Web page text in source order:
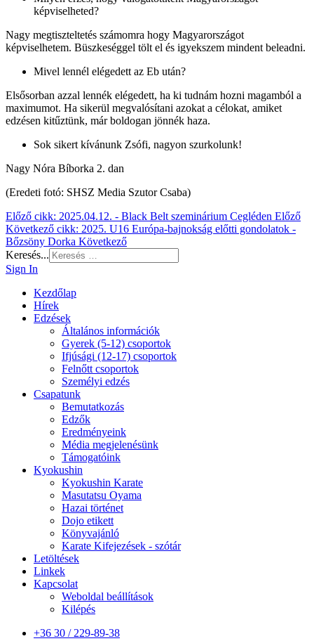
képviselheted?
Nagy megtiszteltetés számomra hogy Magyarországot
képviselhetem. Büszkeséggel tölt el és igyekszem mindent beleadni.
Mivel lennél elégedett az Eb után?
Elsősorban azzal lennék elégedett, ha ki tudnám hozni magamból a
maximumot. Ha sikerül megvalósítani azokat a célokat, amiket
edzésen kitűztünk, már boldogan jönnék haza.
Sok sikert kívánunk Zsófi, nagyon szurkolunk!
Nagy Nóra Bíborka 2. dan
(Eredeti fotó: SHSZ Media Szutor Csaba)
Előző cikk: 2025.04.12. - Black Belt szeminárium Cegléden Előző
Következő cikk: 2025. U16 Európa-bajnokság előtti gondolatok -
Bőzsöny Dorka Következő
Keresés...
Sign In
Kezdőlap
Hírek
Edzések
Általános információk
Gyerek (5-12) csoportok
Ifjúsági (12-17) csoportok
Felnőtt csoportok
Személyi edzés
Csapatunk
Bemutatkozás
Edzők
Eredményeink
Média megjelenésünk
Támogatóink
Kyokushin
Kyokushin Karate
Masutatsu Oyama
Hazai történet
Dojo etikett
Könyvajánló
Karate Kifejezések - szótár
Letöltések
Linkek
Kapcsolat
Weboldal beállítások
Kilépés
+36 30 / 229-89-38